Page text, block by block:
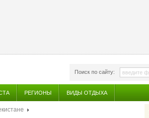
Поиск по сайту:
РЕГИОНЫ ВИДЫ ОТДЫХА